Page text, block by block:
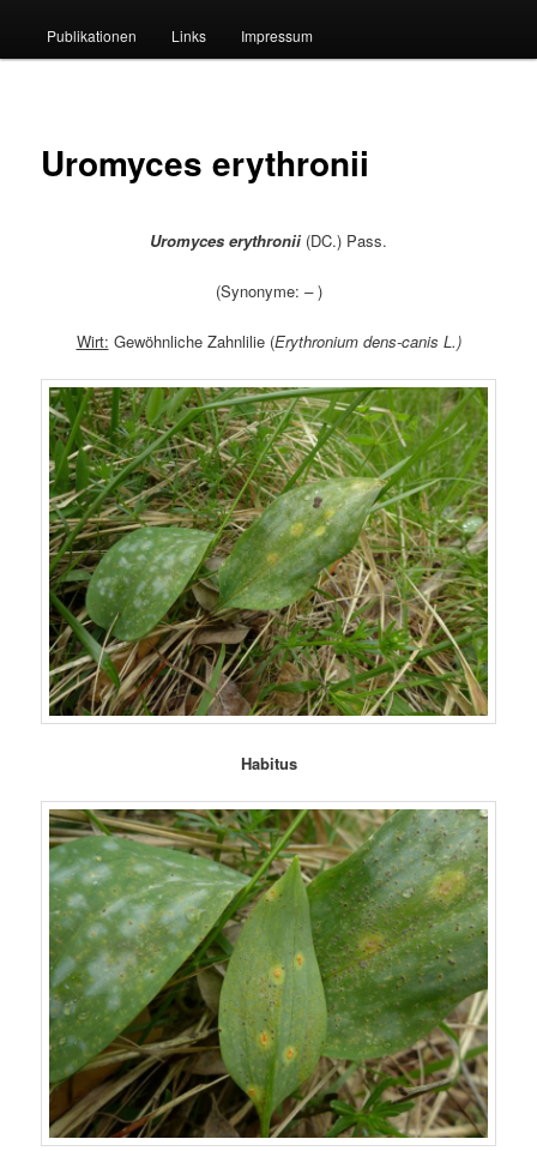
Publikationen Links Impressum
Uromyces erythronii
Uromyces erythronii (DC.) Pass.
(Synonyme: –)
Wirt: Gewöhnliche Zahnlilie (Erythronium dens-canis L.)
Habitus